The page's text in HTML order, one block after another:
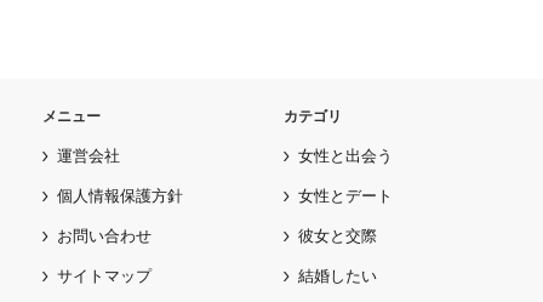
メニュー
運営会社
個人情報保護方針
お問い合わせ
サイトマップ
カテゴリ
女性と出会う
女性とデート
彼女と交際
結婚したい